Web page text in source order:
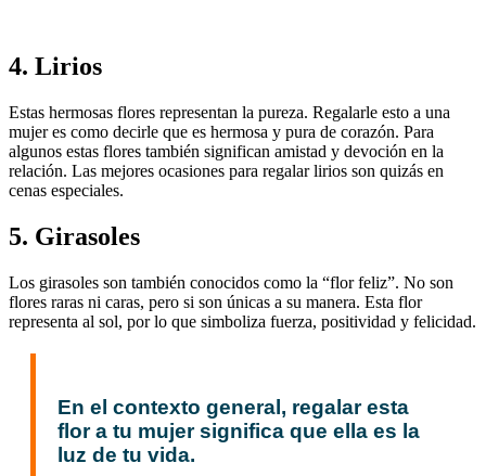
4. Lirios
Estas hermosas flores representan la pureza. Regalarle esto a una
mujer es como decirle que es hermosa y pura de corazón. Para
algunos estas flores también significan amistad y devoción en la
relación. Las mejores ocasiones para regalar lirios son quizás en
cenas especiales.
5. Girasoles
Los girasoles son también conocidos como la “flor feliz”. No son
flores raras ni caras, pero si son únicas a su manera. Esta flor
representa al sol, por lo que simboliza fuerza, positividad y felicidad.
En el contexto general, regalar esta
flor a tu mujer significa que ella es la
luz de tu vida.